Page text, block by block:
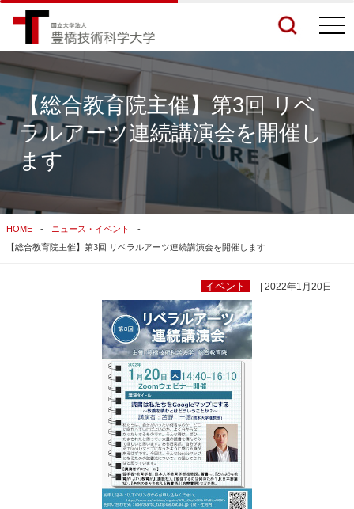
検索結果をもっと見る
関連サイトすべてを検索する
【総合教育院主催】第3回 リベ
ラルアーツ連続講演会を開催し
ます
HOME
ニュース・イベント
【総合教育院主催】第3回 リベラルアーツ連続講演会を開催します
イベント | 2022年1月20日